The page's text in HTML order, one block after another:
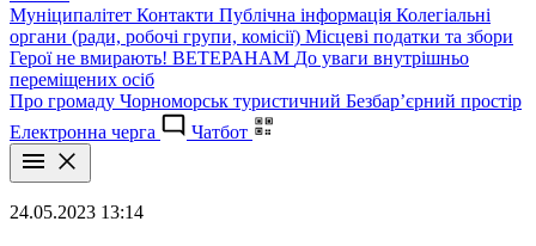
Муніципалітет Контакти Публічна інформація Колегіальні
органи (ради, робочі групи, комісії) Місцеві податки та збори
Герої не вмирають! ВЕТЕРАНАМ До уваги внутрішньо
переміщених осіб
Про громаду Чорноморськ туристичний Безбар’єрний простір
Електронна черга
Чатбот
24.05.2023 13:14